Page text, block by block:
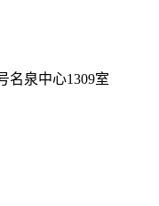
名泉中心1309室